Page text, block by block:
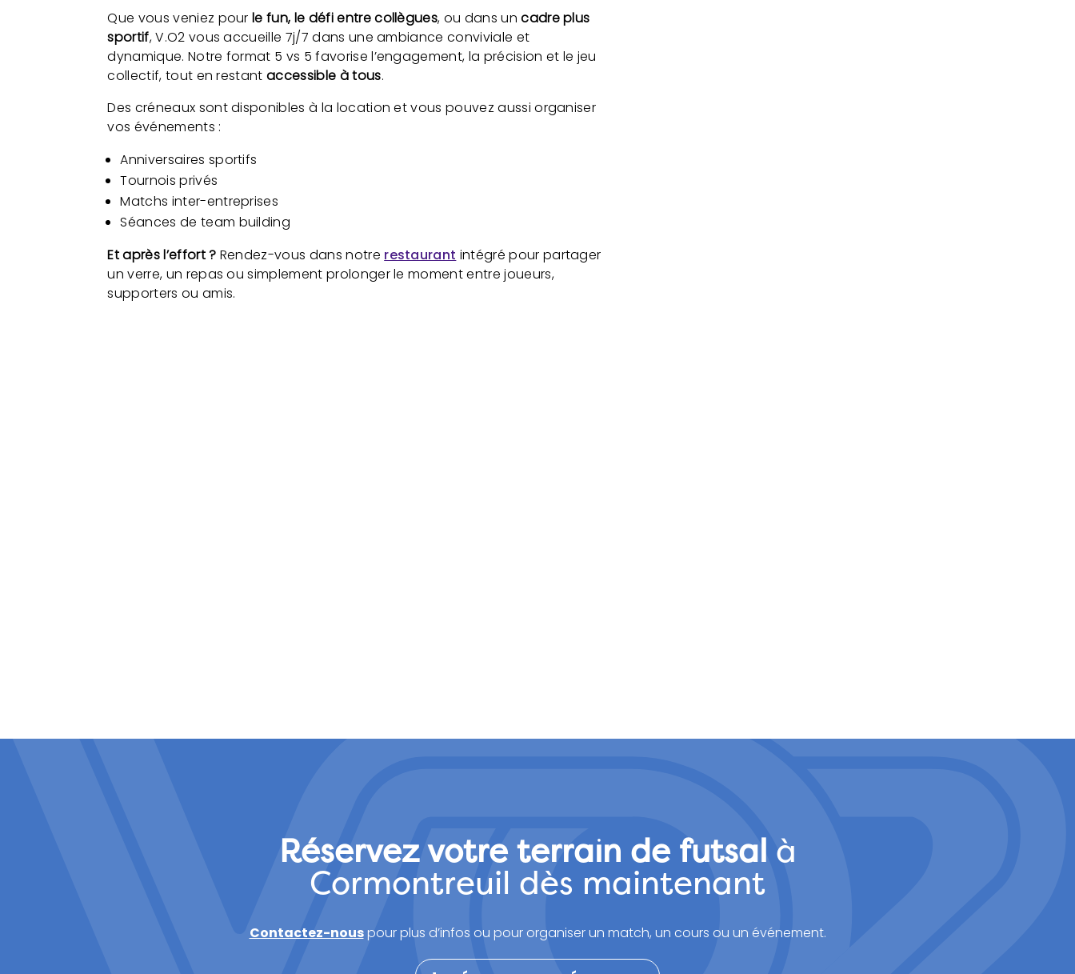
Que vous veniez pourle fun, le défi entre collègues, ou dans uncadre plus
sportif, V.O2 vous accueille 7j/7 dans une ambiance conviviale et
dynamique. Notre format 5 vs 5 favorise l’engagement, la précision et le jeu
collectif, tout en restantaccessible à tous.
Des créneaux sont disponibles à la location et vous pouvez aussi organiser
vos événements :
Anniversaires sportifs
Tournois privés
Matchs inter-entreprises
Séances de team building
Et après l’effort ? Rendez-vous dans notre restaurant intégré pour partager
un verre, un repas ou simplement prolonger le moment entre joueurs,
supporters ou amis.
Réservez votre terrain de futsal à
Cormontreuil dès maintenant
Contactez-nouspour plus d’infos ou pour organiser un match, un cours ou un événement.